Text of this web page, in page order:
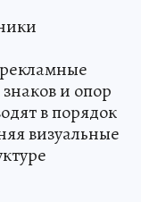
и опор
в порядок
визуальные